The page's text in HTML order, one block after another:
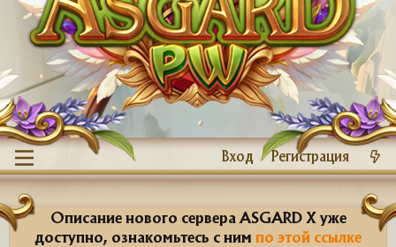
Вход Регистрация
Описание нового сервера ASGARD X уже
доступно, ознакомьтесь с ним по этой ссылке